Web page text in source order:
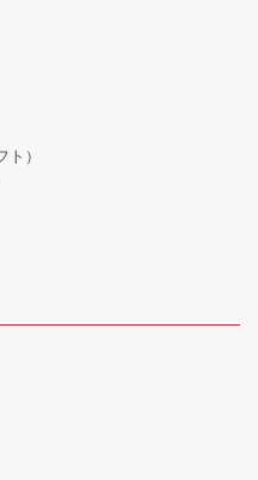
）